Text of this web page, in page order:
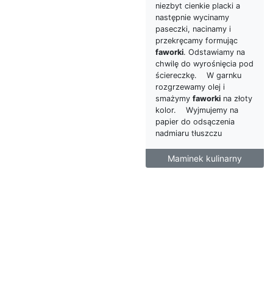
niezbyt cienkie placki a
następnie wycinamy
paseczki, nacinamy i
przekręcamy formując
faworki. Odstawiamy na
chwilę do wyrośnięcia pod
ściereczkę. W garnku
rozgrzewamy olej i
smażymy faworki na złoty
kolor. Wyjmujemy na
papier do odsączenia
nadmiaru tłuszczu
Maminek kulinarny